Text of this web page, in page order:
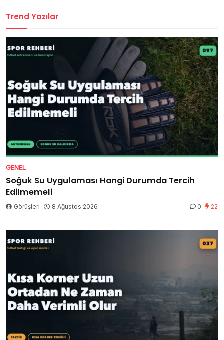
Trend Yazılar
GENEL
Soğuk Su Uygulaması Hangi Durumda Tercih
Edilmemeli
Görüşleri 8 Ağustos 2026 0 22